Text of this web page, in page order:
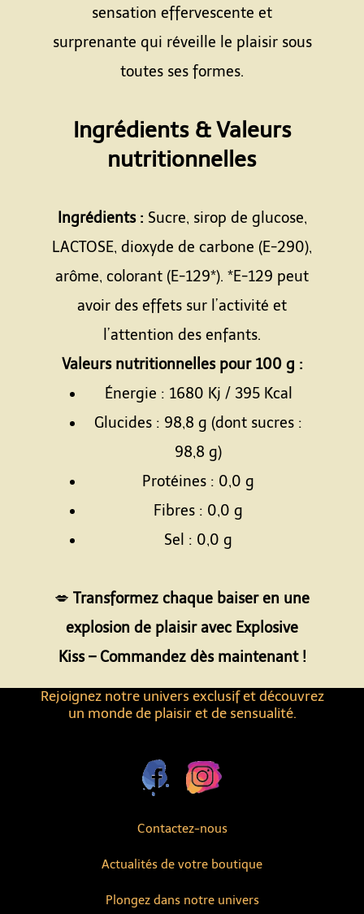
Contactez-nous
Actualités de votre boutique
Rejoignez notre univers exclusif et découvrez
un monde de plaisir et de sensualité.
Plongez dans notre univers
sensation effervescente et
surprenante qui réveille le plaisir sous
toutes ses formes.
Ingrédients & Valeurs
nutritionnelles
Ingrédients : Sucre, sirop de glucose,
LACTOSE, dioxyde de carbone (E-290),
arôme, colorant (E-129*). *E-129 peut
avoir des effets sur l’activité et
l’attention des enfants.
Valeurs nutritionnelles pour 100 g :
Énergie : 1680 Kj / 395 Kcal
Glucides : 98,8 g (dont sucres :
98,8 g)
Protéines : 0,0 g
Fibres : 0,0 g
Sel : 0,0 g
💋 Transformez chaque baiser en une
explosion de plaisir avec Explosive
Kiss – Commandez dès maintenant !